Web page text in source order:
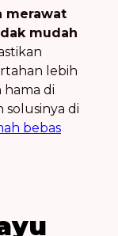
merawat
mudah
lebih
hama di
solusinya di
bebas